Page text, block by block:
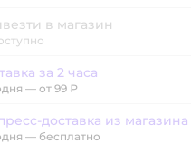
в магазин
2 часа
за 2 часа
— от 99 ₽
из магазина
доставка из магазина
— бесплатно